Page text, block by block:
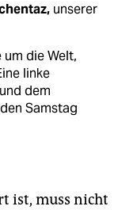
unserer
die Welt,
linke
dem
Samstag
ist, muss nicht